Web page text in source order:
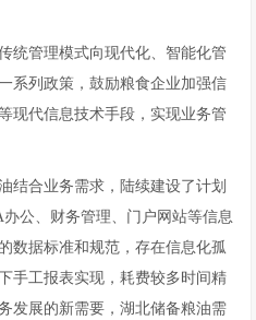
统管理模式向现代化、智能化管
系列政策，鼓励粮食企业加强信
现代信息技术手段，实现业务管
结合业务需求，陆续建设了计划
公、财务管理、门户网站等信息
数据标准和规范，存在信息化孤
手工报表实现，耗费较多时间精
发展的新需要，湖北储备粮油需